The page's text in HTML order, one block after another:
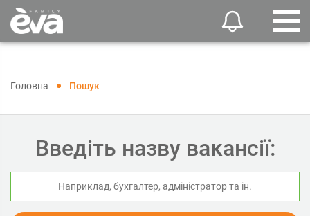
Головна Пошук
Введіть назву вакансії: